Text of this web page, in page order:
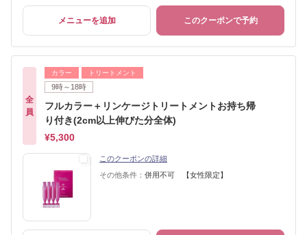
メニューを追加 このクーポンで予約
全
員
カラー トリートメント
9時～18時
フルカラー＋リンケージトリートメントお持ち帰
り付き(2cm以上伸びた分全体)
¥5,300
このクーポンの詳細
その他条件： 併用不可 【女性限定】